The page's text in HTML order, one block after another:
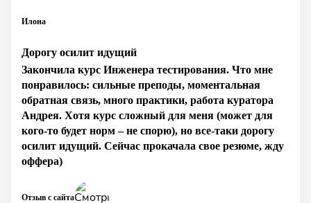
Илона
Дорогу осилит идущий
Закончила курс Инженера тестирования. Что мне
понравилось: сильные преподы, моментальная
обратная связь, много практики, работа куратора
Андрея. Хотя курс сложный для меня (может для
кого-то будет норм – не спорю), но все-таки дорогу
осилит идущий. Сейчас прокачала свое резюме, жду
оффера)
Отзыв с сайта